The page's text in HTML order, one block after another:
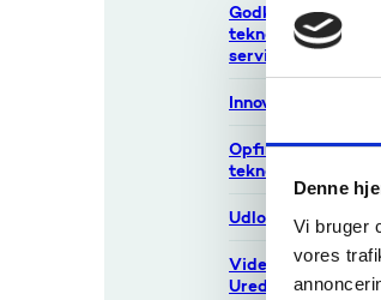
Denne
Vi bruger
vores
Godkendte
teknologiske
serviceinstitutter
Innovationsnetværk
Opfindelser og
teknologioverførsel
Udlodningsmidler
Videnskabelig
Uredelighed